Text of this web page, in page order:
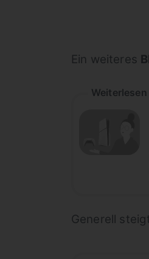
Ein weiteres
Weiterlesen
Generell